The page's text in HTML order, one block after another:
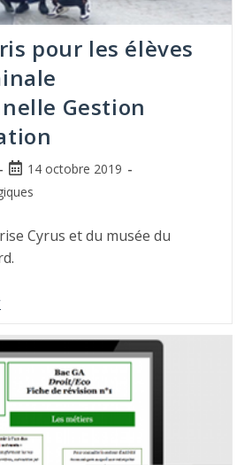
pour les élèves
Gestion
14 octobre 2019
Cyrus et du musée du